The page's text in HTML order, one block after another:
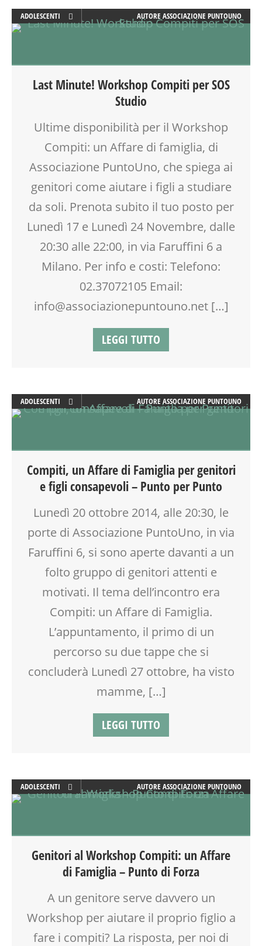
ADOLESCENTI
ADULTI
GENITORE
MAMME
MOOD BOX
PEDAGOGIA
SCUOLA
SOCIALIZZAZIONE
SPAZIO
TEMPO LIBERO
VIA FARUFFINI
AUTORE ASSOCIAZIONE PUNTOUNO
Last Minute! Workshop Compiti per SOS
Studio
Ultime disponibilità per il Workshop
Compiti: un Affare di famiglia, di
Associazione PuntoUno, che spiega ai
genitori come aiutare i figli a studiare
da soli. Prenota subito il tuo posto per
Lunedì 17 e Lunedì 24 Novembre, dalle
20:30 alle 22:00, in via Faruffini 6 a
Milano. Per info e costi: Telefono:
02.37072105 Email:
info@associazionepuntouno.net […]
LEGGI TUTTO
ADOLESCENTI
ADULTI
EDUCATORE
FORMAZIONE
GENITORI
LABORATORIO
MAMME
PEDAGOGIA
SOCIALIZZAZIONE
TEMPO LIBERO
VIA FARUFFINI
AUTORE ASSOCIAZIONE PUNTOUNO
Compiti, un Affare di Famiglia per genitori
e figli consapevoli – Punto per Punto
Lunedì 20 ottobre 2014, alle 20:30, le
porte di Associazione PuntoUno, in via
Faruffini 6, si sono aperte davanti a un
folto gruppo di genitori attenti e
motivati. Il tema dell’incontro era
Compiti: un Affare di Famiglia.
L’appuntamento, il primo di un
percorso su due tappe che si
concluderà Lunedì 27 ottobre, ha visto
mamme, […]
LEGGI TUTTO
ADOLESCENTI
ADULTI
EDUCATORE
GENITORI
LABORATORIO
MAMME
AUTORE ASSOCIAZIONE PUNTOUNO
Genitori al Workshop Compiti: un Affare
di Famiglia – Punto di Forza
A un genitore serve davvero un
Workshop per aiutare il proprio figlio a
fare i compiti? La risposta, per noi di